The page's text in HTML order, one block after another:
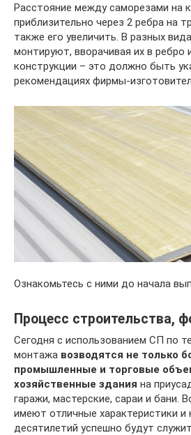
Расстояние между саморезами на
приблизительно через 2 ребра на
также его увеличить. В разных
монтируют, вворачивая их в ребро
конструкции – это должно быть
рекомендациях фирмы-
Ознакомьтесь с ними до начала
Процесс строительства,
Сегодня с использованием СП по
монтажа возводятся не только
промышленные и торговые
хозяйственные здания на
гаражи, мастерские, сараи и бани.
имеют отличные характеристики и
десятилетий успешно будут